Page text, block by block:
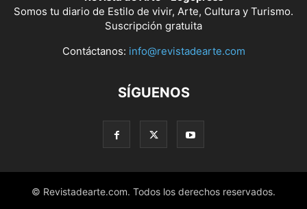
Somos tu diario de Estilo de vivir, Arte, Cultura y Turismo.
Suscripción gratuita
Contáctanos: info@revistadearte.com
SÍGUENOS
© Revistadearte.com. Todos los derechos reservados.